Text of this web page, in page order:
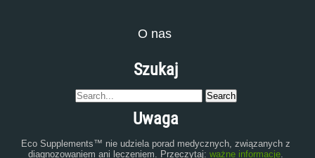
O nas
Szukaj
Uwaga
Eco Supplements™ nie udziela porad medycznych, związanych z
diagnozowaniem ani leczeniem. Przeczytaj:ważne informacje.